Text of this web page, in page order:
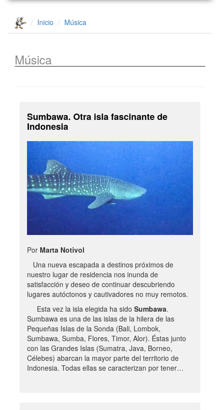
Inicio Música
Música
Sumbawa. Otra isla fascinante de
Indonesia
Por Marta Notivol
Una nueva escapada a destinos próximos de
nuestro lugar de residencia nos inunda de
satisfacción y deseo de continuar descubriendo
lugares autóctonos y cautivadores no muy remotos.
Esta vez la isla elegida ha sido Sumbawa.
Sumbawa es una de las islas de la hilera de las
Pequeñas Islas de la Sonda (Bali, Lombok,
Sumbawa, Sumba, Flores, Timor, Alor). Éstas junto
con las Grandes Islas (Sumatra, Java, Borneo,
Célebes) abarcan la mayor parte del territorio de
Indonesia. Todas ellas se caracterizan por tener…